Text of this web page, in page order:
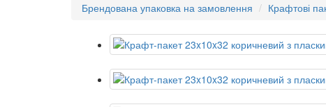
Брендована упаковка на замовлення Крафтові